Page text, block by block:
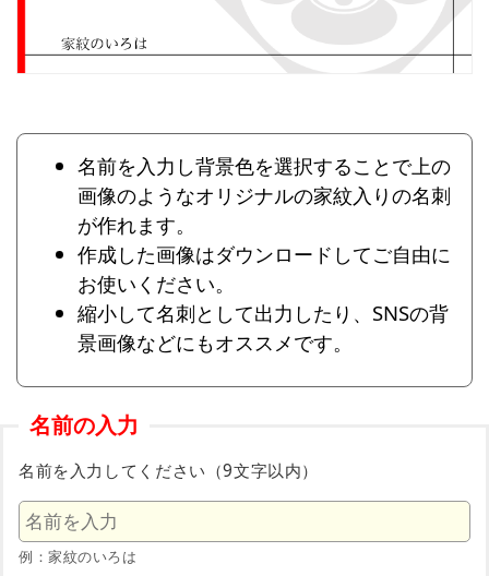
名前を入力し背景色を選択することで上の
画像のようなオリジナルの家紋入りの名刺
が作れます。
作成した画像はダウンロードしてご自由に
お使いください。
縮小して名刺として出力したり、SNSの背
景画像などにもオススメです。
名前の入力
名前を入力してください（9文字以内）
例：家紋のいろは